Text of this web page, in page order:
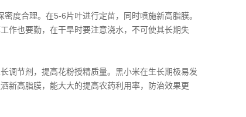
度合理。在5-6片叶进行定苗，同时喷施新高脂膜。
作也要勤，在干旱时要注意浇水，不可使其长期失
调节剂，提高花粉授精质量。黑小米在生长期极易发
新高脂膜，能大大的提高农药利用率，防治效果更